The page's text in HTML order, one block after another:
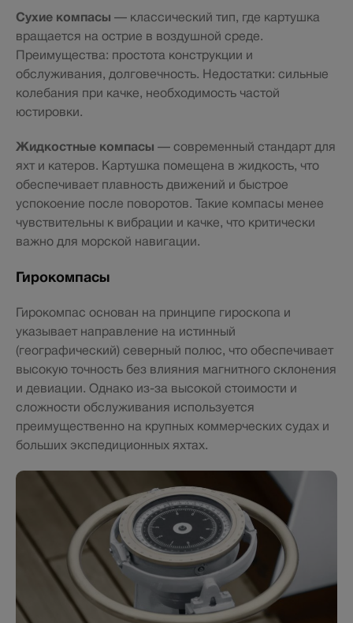
Сухие компасы — классический тип, где картушка
вращается на острие в воздушной среде.
Преимущества: простота конструкции и
обслуживания, долговечность. Недостатки: сильные
колебания при качке, необходимость частой
юстировки.
Жидкостные компасы — современный стандарт для
яхт и катеров. Картушка помещена в жидкость, что
обеспечивает плавность движений и быстрое
успокоение после поворотов. Такие компасы менее
чувствительны к вибрации и качке, что критически
важно для морской навигации.
Гирокомпасы
Гирокомпас основан на принципе гироскопа и
указывает направление на истинный
(географический) северный полюс, что обеспечивает
высокую точность без влияния магнитного склонения
и девиации. Однако из-за высокой стоимости и
сложности обслуживания используется
преимущественно на крупных коммерческих судах и
больших экспедиционных яхтах.